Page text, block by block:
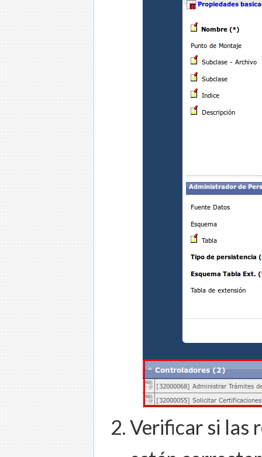
Verificar si las